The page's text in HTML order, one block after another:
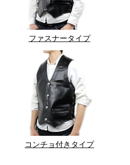
ファスナータイプ
コンチョ付きタイプ